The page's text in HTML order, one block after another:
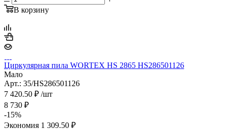
В корзину
Циркулярная пила WORTEX HS 2865 HS286501126
Мало
Арт.: 35/HS286501126
7 420.50 ₽ /шт
8 730 ₽
-15%
Экономия 1 309.50 ₽